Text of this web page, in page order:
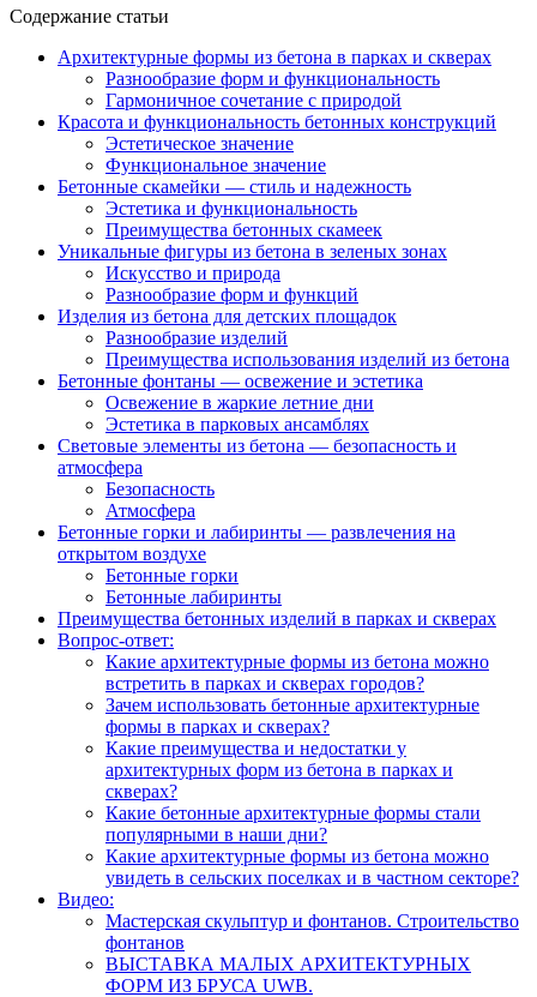
Содержание статьи
Архитектурные формы из бетона в парках и скверах
Разнообразие форм и функциональность
Гармоничное сочетание с природой
Красота и функциональность бетонных конструкций
Эстетическое значение
Функциональное значение
Бетонные скамейки — стиль и надежность
Эстетика и функциональность
Преимущества бетонных скамеек
Уникальные фигуры из бетона в зеленых зонах
Искусство и природа
Разнообразие форм и функций
Изделия из бетона для детских площадок
Разнообразие изделий
Преимущества использования изделий из бетона
Бетонные фонтаны — освежение и эстетика
Освежение в жаркие летние дни
Эстетика в парковых ансамблях
Световые элементы из бетона — безопасность и
атмосфера
Безопасность
Атмосфера
Бетонные горки и лабиринты — развлечения на
открытом воздухе
Бетонные горки
Бетонные лабиринты
Преимущества бетонных изделий в парках и скверах
Вопрос-ответ:
Какие архитектурные формы из бетона можно
встретить в парках и скверах городов?
Зачем использовать бетонные архитектурные
формы в парках и скверах?
Какие преимущества и недостатки у
архитектурных форм из бетона в парках и
скверах?
Какие бетонные архитектурные формы стали
популярными в наши дни?
Какие архитектурные формы из бетона можно
увидеть в сельских поселках и в частном секторе?
Видео:
Мастерская скульптур и фонтанов. Строительство
фонтанов
ВЫСТАВКА МАЛЫХ АРХИТЕКТУРНЫХ
ФОРМ ИЗ БРУСА UWB.